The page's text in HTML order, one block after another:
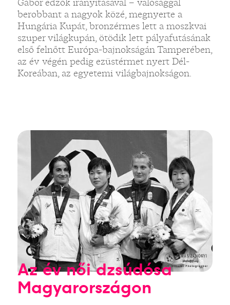
berobbant a nagyok közé, megnyerte a
Hungária Kupát, bronzérmes lett a moszkvai
szuper világkupán, ötödik lett pályafutásának
első felnőtt Európa-bajnokságán Tamperében,
az év végén pedig ezüstérmet nyert Dél-
Koreában, az egyetemi világbajnokságon.
Az év női dzsúdósa
Magyarországon